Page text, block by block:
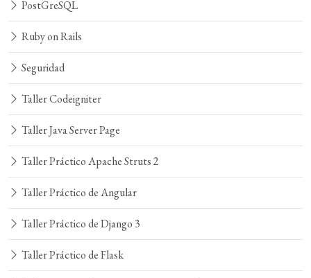
PostGreSQL
Ruby on Rails
Seguridad
Taller Codeigniter
Taller Java Server Page
Taller Práctico Apache Struts 2
Taller Práctico de Angular
Taller Práctico de Django 3
Taller Práctico de Flask